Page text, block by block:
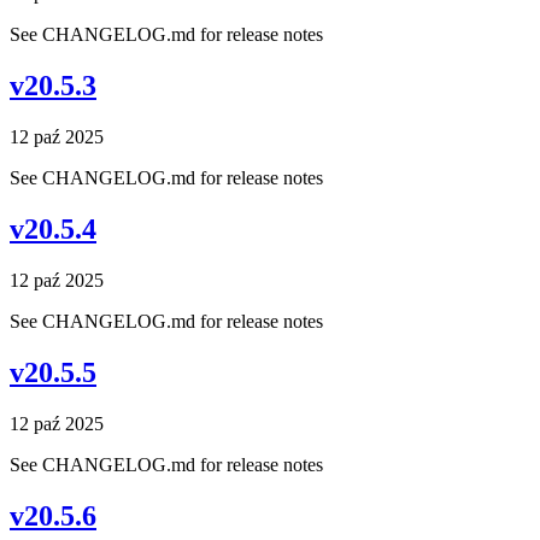
See CHANGELOG.md for release notes
v20.5.3
12 paź 2025
See CHANGELOG.md for release notes
v20.5.4
12 paź 2025
See CHANGELOG.md for release notes
v20.5.5
12 paź 2025
See CHANGELOG.md for release notes
v20.5.6